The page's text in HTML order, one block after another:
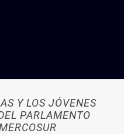
Y LOS JÓVENES
PARLAMENTO